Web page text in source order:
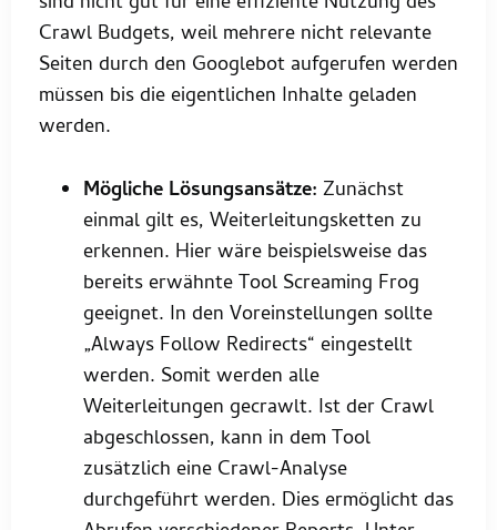
Crawl Budgets, weil mehrere nicht relevante
Seiten durch den Googlebot aufgerufen werden
müssen bis die eigentlichen Inhalte geladen
werden.
Mögliche Lösungsansätze: Zunächst
einmal gilt es, Weiterleitungsketten zu
erkennen. Hier wäre beispielsweise das
bereits erwähnte Tool Screaming Frog
geeignet. In den Voreinstellungen sollte
„Always Follow Redirects“ eingestellt
werden. Somit werden alle
Weiterleitungen gecrawlt. Ist der Crawl
abgeschlossen, kann in dem Tool
zusätzlich eine Crawl-Analyse
durchgeführt werden. Dies ermöglicht das